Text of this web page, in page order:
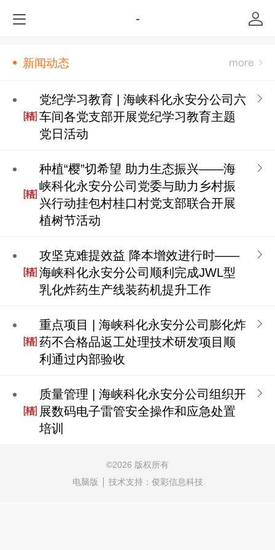
-
新闻动态
党纪学习教育 | 海峡科化永安分公司六
车间各党支部开展党纪学习教育主题
党日活动
种植“樱”切希望 助力生态振兴——海
峡科化永安分公司党委与助力乡村振
兴行动挂包村桂口村党支部联合开展
植树节活动
攻坚克难提效益 降本增效进行时——
海峡科化永安分公司顺利完成JWL型
乳化炸药生产线装药机提升工作
重点项目 | 海峡科化永安分公司膨化炸
药不合格品返工处理技术研发项目顺
利通过内部验收
质量管理 | 海峡科化永安分公司组织开
展数码电子雷管安全操作和应急处置
培训
©2026 版权所有
电脑版
技术支持： 俊彩信息科技